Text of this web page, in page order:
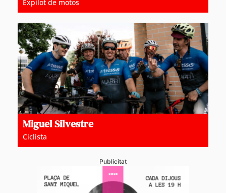
Expilot de motos
Miguel Silvestre
Ciclista
Publicitat